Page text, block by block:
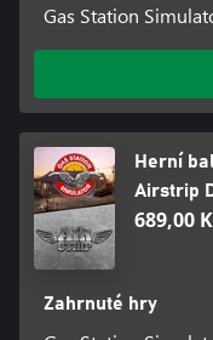
Gas Station
Herní
Airstrip
689,00
Zahrnuté hry